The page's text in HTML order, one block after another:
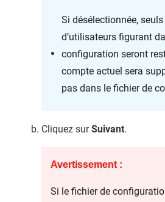
Si désélectionnée,
d’utilisateurs figurant
configuration seront
compte actuel sera
pas dans le fichier de
Cliquez surSuivant.
Avertissement :
Si le fichier de